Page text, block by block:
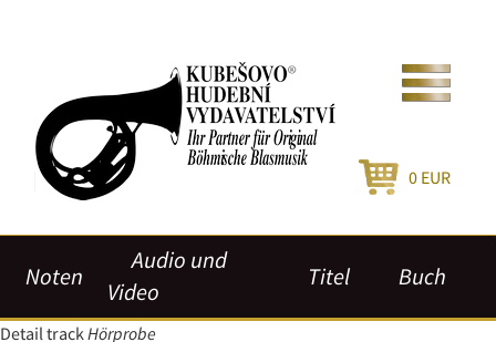
0 EUR
Noten
Audio und
Video
Titel Buch
Detail trackHörprobe